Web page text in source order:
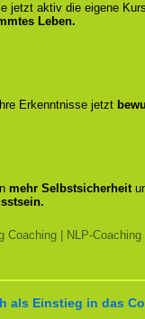
jetzt aktiv die eigene
Leben.
Erkenntnisse jetzt
mehr Selbstsicherheit
Coaching | NLP-
als Einstieg in das